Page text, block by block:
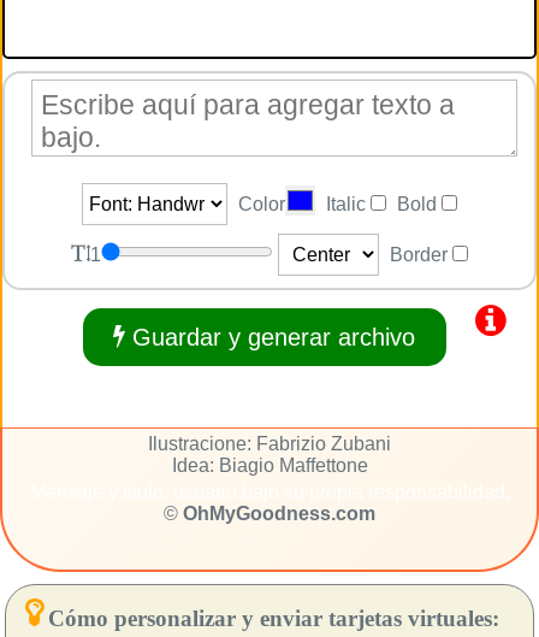
Color Italic Bold
1 Border
Guardar y generar archivo
Ilustracione: Fabrizio Zubani
Idea: Biagio Maffettone
© OhMyGoodness.com
Cómo personalizar y enviar tarjetas virtuales: